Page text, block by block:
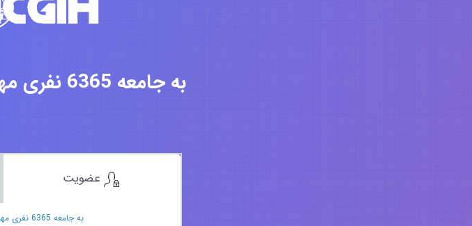
به جامعه 6365 نفری مهندسین سایت بپیوندید
به جامعه 6365 نفری مهندسین سایت بپیوندید